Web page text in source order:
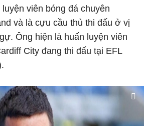
viên bóng đá chuyên
và là cựu cầu thủ thi đấu ở vị
Ông hiện là huấn luyện viên
City đang thi đấu tại EFL